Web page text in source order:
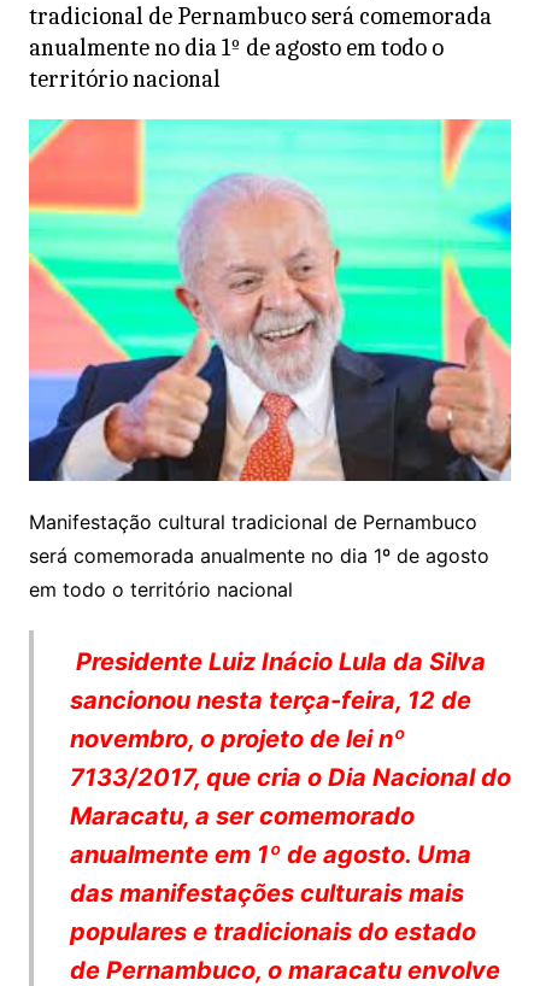
tradicional de Pernambuco será comemorada
anualmente no dia 1º de agosto em todo o
território nacional
Manifestação cultural tradicional de Pernambuco
será comemorada anualmente no dia 1º de agosto
em todo o território nacional
Presidente Luiz Inácio Lula da Silva
sancionou nesta terça-feira, 12 de
novembro, o projeto de lei nº
7133/2017, que cria o Dia Nacional do
Maracatu, a ser comemorado
anualmente em 1º de agosto. Uma
das manifestações culturais mais
populares e tradicionais do estado
de Pernambuco, o maracatu envolve